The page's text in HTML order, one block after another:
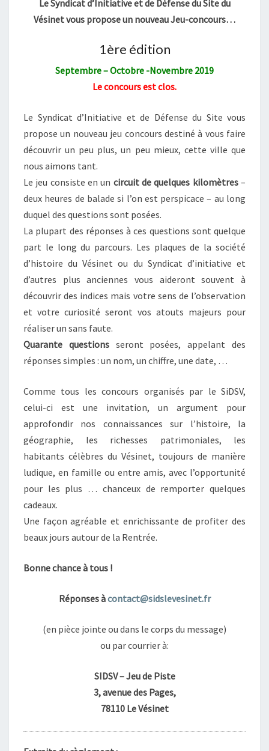
Le Syndicat d’Initiative et de Défense du Site du
Vésinet vous propose un nouveau Jeu-concours…
1ère édition
Septembre – Octobre -Novembre 2019
Le concours est clos.
Le Syndicat d’Initiative et de Défense du Site vous
propose un nouveau jeu concours destiné à vous faire
découvrir un peu plus, un peu mieux, cette ville que
nous aimons tant.
Le jeu consiste en un circuit de quelques kilomètres–
deux heures de balade si l’on est perspicace – au long
duquel des questions sont posées.
La plupart des réponses à ces questions sont quelque
part le long du parcours. Les plaques de la société
d’histoire du Vésinet ou du Syndicat d’initiative et
d’autres plus anciennes vous aideront souvent à
découvrir des indices mais votre sens de l’observation
et votre curiosité seront vos atouts majeurs pour
réaliser un sans faute.
Quarante questionsseront posées, appelant des
réponses simples : un nom, un chiffre, une date, …
Comme tous les concours organisés par le SiDSV,
celui-ci est une invitation, un argument pour
approfondir nos connaissances sur l’histoire, la
géographie, les richesses patrimoniales, les
habitants célèbres du Vésinet, toujours de manière
ludique, en famille ou entre amis, avec l’opportunité
pour les plus … chanceux de remporter quelques
cadeaux.
Une façon agréable et enrichissante de profiter des
beaux jours autour de la Rentrée.
Bonne chance à tous !
Réponses àcontact@sidslevesinet.fr
(en pièce jointe ou dans le corps du message)
ou par courrier à:
SIDSV – Jeu de Piste
3, avenue des Pages,
78110 Le Vésinet